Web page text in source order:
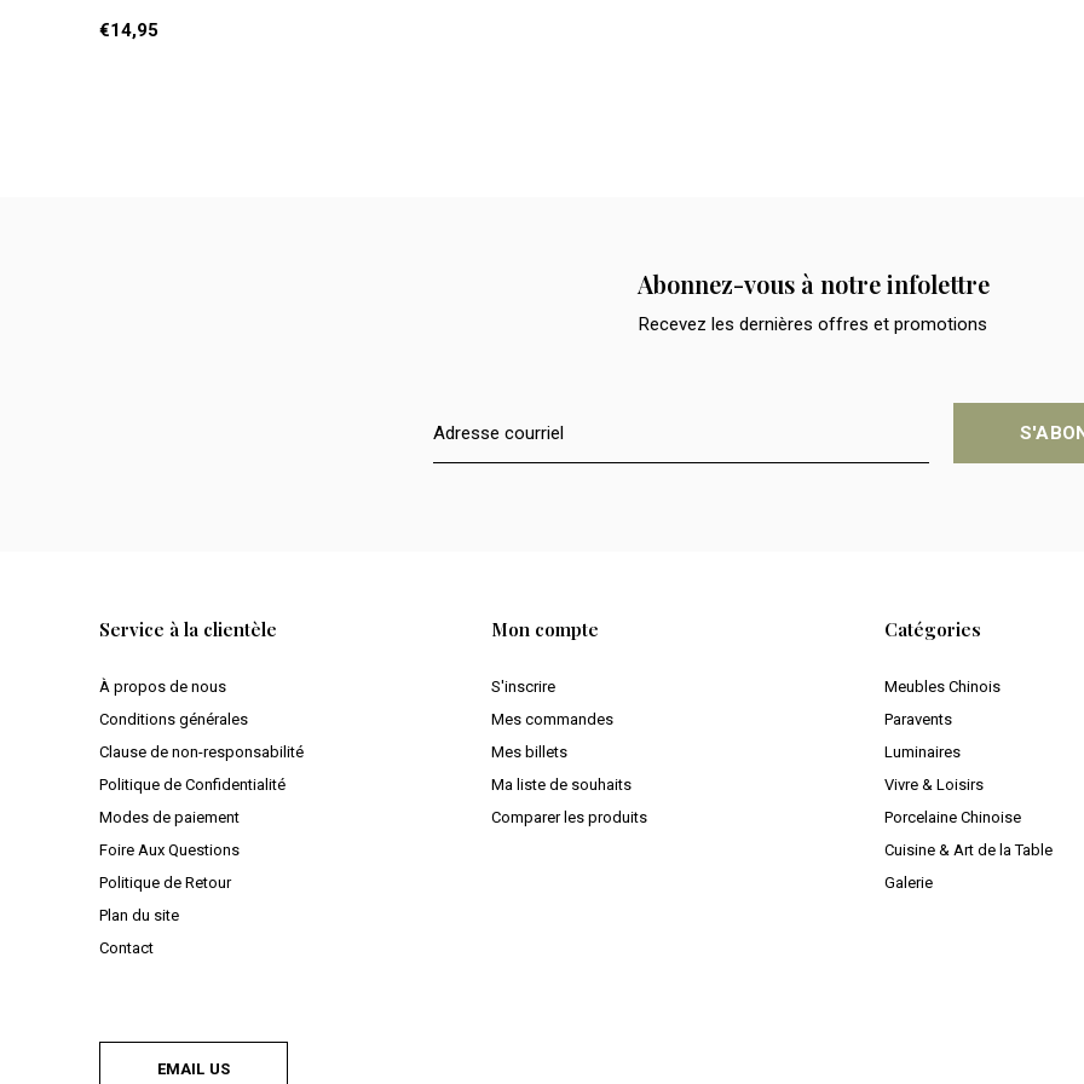
€14,95
Abonnez-vous à notre infolettre
Recevez les dernières offres et promotions
Service à la clientèle
À propos de nous
Conditions générales
Clause de non-responsabilité
Politique de Confidentialité
Modes de paiement
Foire Aux Questions
Politique de Retour
Plan du site
Contact
Mon compte
S'inscrire
Mes commandes
Mes billets
Ma liste de souhaits
Comparer les produits
Catégories
Meubles Chinois
Paravents
Luminaires
Vivre & Loisirs
Porcelaine Chinoise
Cuisine & Art de la Table
Galerie
EMAIL US